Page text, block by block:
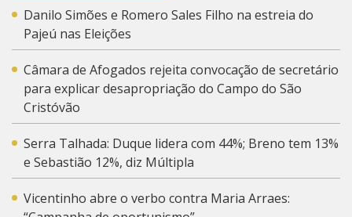
Danilo Simões e Romero Sales Filho na estreia do
Pajeú nas Eleições
Câmara de Afogados rejeita convocação de secretário
para explicar desapropriação do Campo do São
Cristóvão
Serra Talhada: Duque lidera com 44%; Breno tem 13%
e Sebastião 12%, diz Múltipla
Vicentinho abre o verbo contra Maria Arraes: